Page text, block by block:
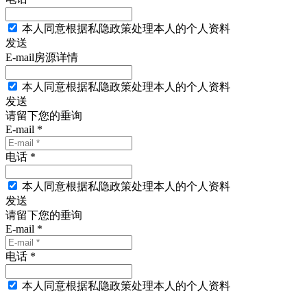
本人同意根据私隐政策处理本人的个人资料
发送
E-mail房源详情
本人同意根据私隐政策处理本人的个人资料
发送
请留下您的垂询
E-mail *
电话 *
本人同意根据私隐政策处理本人的个人资料
发送
请留下您的垂询
E-mail *
电话 *
本人同意根据私隐政策处理本人的个人资料